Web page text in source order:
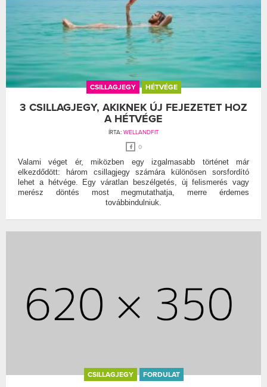
CSILLAGJEGY HÉTVÉGE
3 CSILLAGJEGY, AKIKNEK ÚJ FEJEZETET HOZ
A HÉTVÉGE
ÍRTA: WELLANDFIT
0
Valami véget ér, miközben egy izgalmasabb történet már
elkezdődött: három csillagjegy számára különösen sorsfordító
lehet a hétvége. Egy váratlan beszélgetés, új felismerés vagy
merész döntés most megmutathatja, merre érdemes
továbbindulniuk.
CSILLAGJEGY FORDULAT